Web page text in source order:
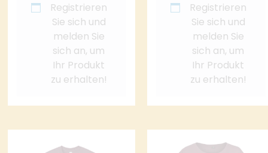
Registrieren
Sie sich und
melden Sie
sich an, um
Ihr Produkt
zu erhalten!
Registrieren
Sie sich und
melden Sie
sich an, um
Ihr Produkt
zu erhalten!